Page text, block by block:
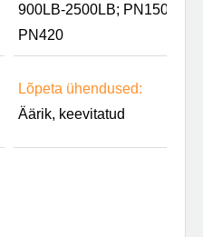
900LB-2500LB; PN150-
PN420
Lõpeta ühendused:
Äärik, keevitatud